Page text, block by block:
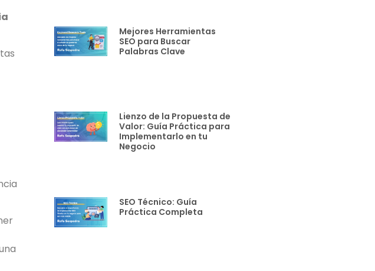
Mejores Herramientas
SEO para Buscar
Palabras Clave
Lienzo de la Propuesta de
Valor: Guía Práctica para
Implementarlo en tu
Negocio
SEO Técnico: Guía
Práctica Completa